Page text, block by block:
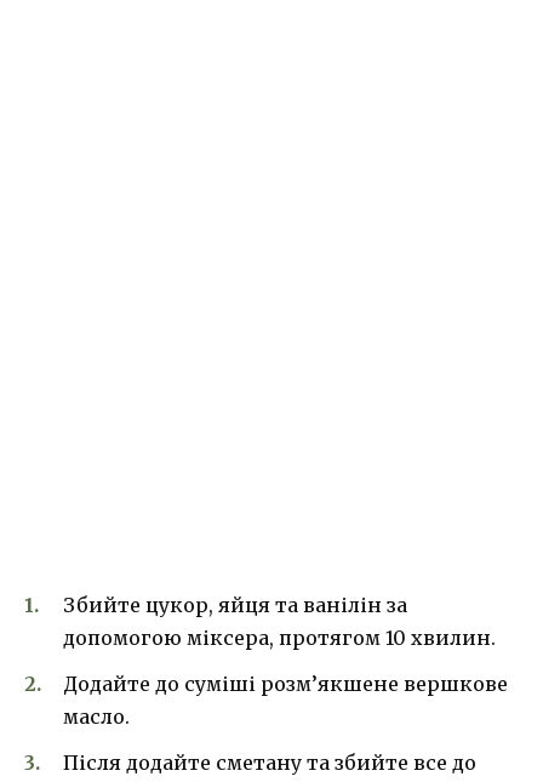
Збийте цукор, яйця та ванілін за
допомогою міксера, протягом 10 хвилин.
Додайте до суміші розм’якшене вершкове
масло.
Після додайте сметану та збийте все до